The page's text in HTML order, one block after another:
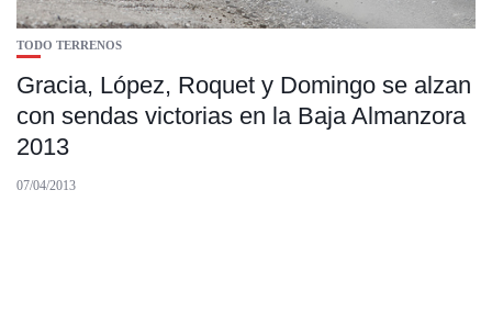
TODO TERRENOS
Gracia, López, Roquet y Domingo se alzan
con sendas victorias en la Baja Almanzora
2013
07/04/2013